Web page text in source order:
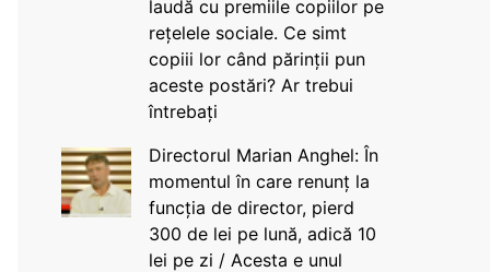
laudă cu premiile copiilor pe
rețelele sociale. Ce simt
copiii lor când părinții pun
aceste postări? Ar trebui
întrebați
Directorul Marian Anghel: În
momentul în care renunț la
funcția de director, pierd
300 de lei pe lună, adică 10
lei pe zi / Acesta e unul